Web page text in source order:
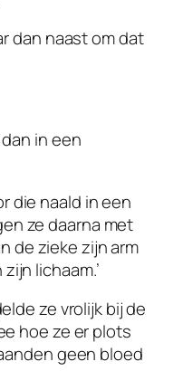
dan naast om dat
in een
die naald in een
ze daarna met
de zieke zijn arm
lichaam.’
ze vrolijk bij de
hoe ze er plots
geen bloed